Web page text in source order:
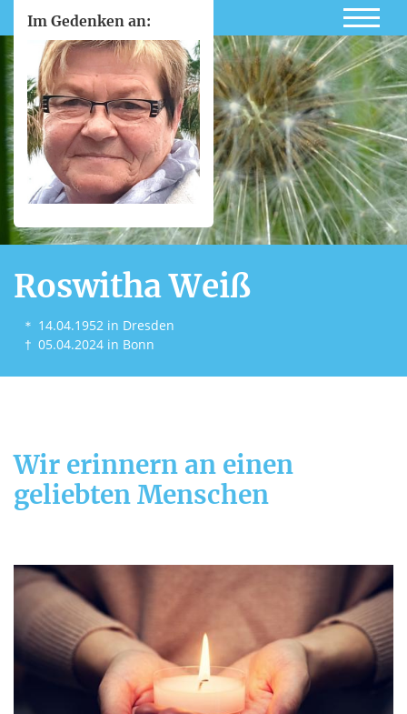
Im Gedenken an:
Roswitha Weiß
＊ 14.04.1952 in Dresden
† 05.04.2024 in Bonn
Wir erinnern an einen
geliebten Menschen